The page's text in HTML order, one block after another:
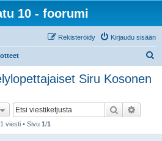
10 - foorumi
Kirjaudu sisään
Rekisteröidy
Siru Kosonen
Etsi
1 viesti • Sivu 1/1